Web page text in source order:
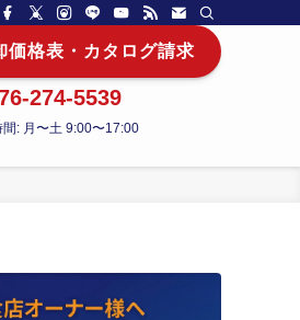
価格表・カタログ請求
274-5539
間: 月〜土 9:00〜17:00